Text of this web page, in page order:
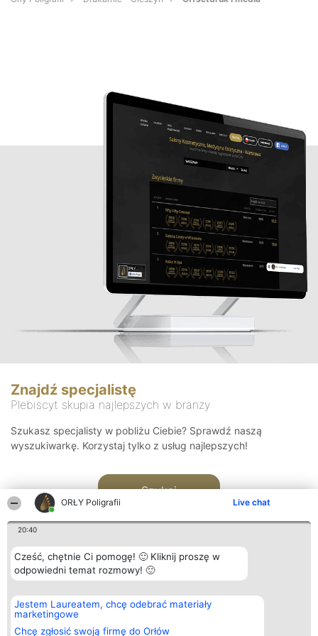
ORŁY Poligrafii Live chat
20:40
Cześć, chętnie Ci pomogę! 🙂 Kliknij proszę w
odpowiedni temat rozmowy! 🙂
Jestem Laureatem, chcę odebrać materiały
marketingowe
Chcę zgłosić swoją firmę do Orłów
Znajdź specjalistę
Plebiscyt skupia najlepszych w branży
Szukasz specjalisty w pobliżu Ciebie? Sprawdź naszą
wyszukiwarkę. Korzystaj tylko z usług najlepszych!
Szukaj
Organizator plebiscytu
Bright Side Solutions sp. z o.
o. sp. k.
ul. Ruska 22
Plebiscyt
Laureaci
wszystkich
Kontakt
Kontakt